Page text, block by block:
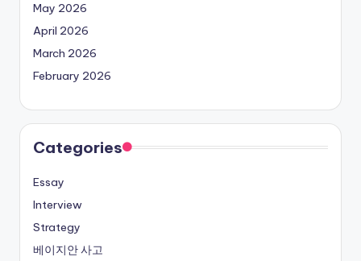
May 2026
April 2026
March 2026
February 2026
Categories
Essay
Interview
Strategy
베이지안 사고